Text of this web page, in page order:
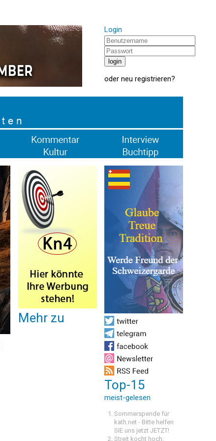
Login
oder neu registrieren?
Mehr zu
Top-15
meist-gelesen
Sommerspende für
kath.net - Bitte helfen
SIE uns jetzt JETZT!
Streit kocht hoch: